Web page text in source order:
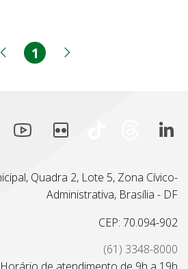
Página anterior
Página
1
Quadra 2, Lote 5, Zona Cívico-
Administrativa, Brasília - DF
CEP: 70.094-902
(61) 3348-8000